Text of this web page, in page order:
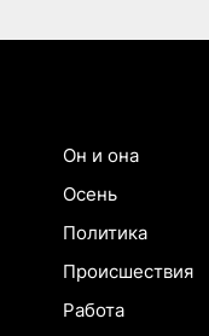
Он и она
Осень
Политика
Происшествия
Работа